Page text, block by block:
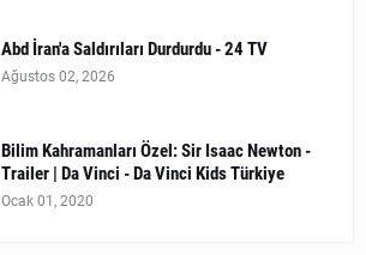
Abd İran'a Saldırıları Durdurdu - 24 TV
Ağustos 02, 2026
Bilim Kahramanları Özel: Sir Isaac Newton -
Trailer | Da Vinci - Da Vinci Kids Türkiye
Ocak 01, 2020